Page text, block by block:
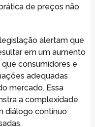
de preços não
alertam que
em um aumento
consumidores e
adequadas
mercado. Essa
a complexidade
diálogo contínuo